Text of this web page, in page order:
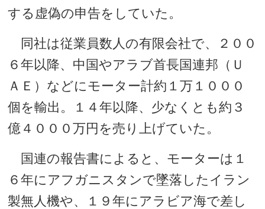
する虚偽の申告をしていた。
同社は従業員数人の有限会社で、２００
６年以降、中国やアラブ首長国連邦（Ｕ
ＡＥ）などにモーター計約１万１０００
個を輸出。１４年以降、少なくとも約３
億４０００万円を売り上げていた。
国連の報告書によると、モーターは１
６年にアフガニスタンで墜落したイラン
製無人機や、１９年にアラビア海で差し